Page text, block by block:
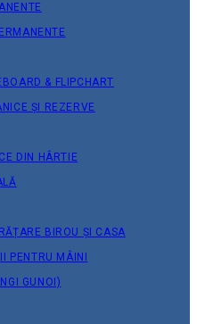
& FLIPCHART
ȘI REZERVE
DIN HÂRTIE
BIROU ȘI CASA
PENTRU MÂINI
GUNOI)